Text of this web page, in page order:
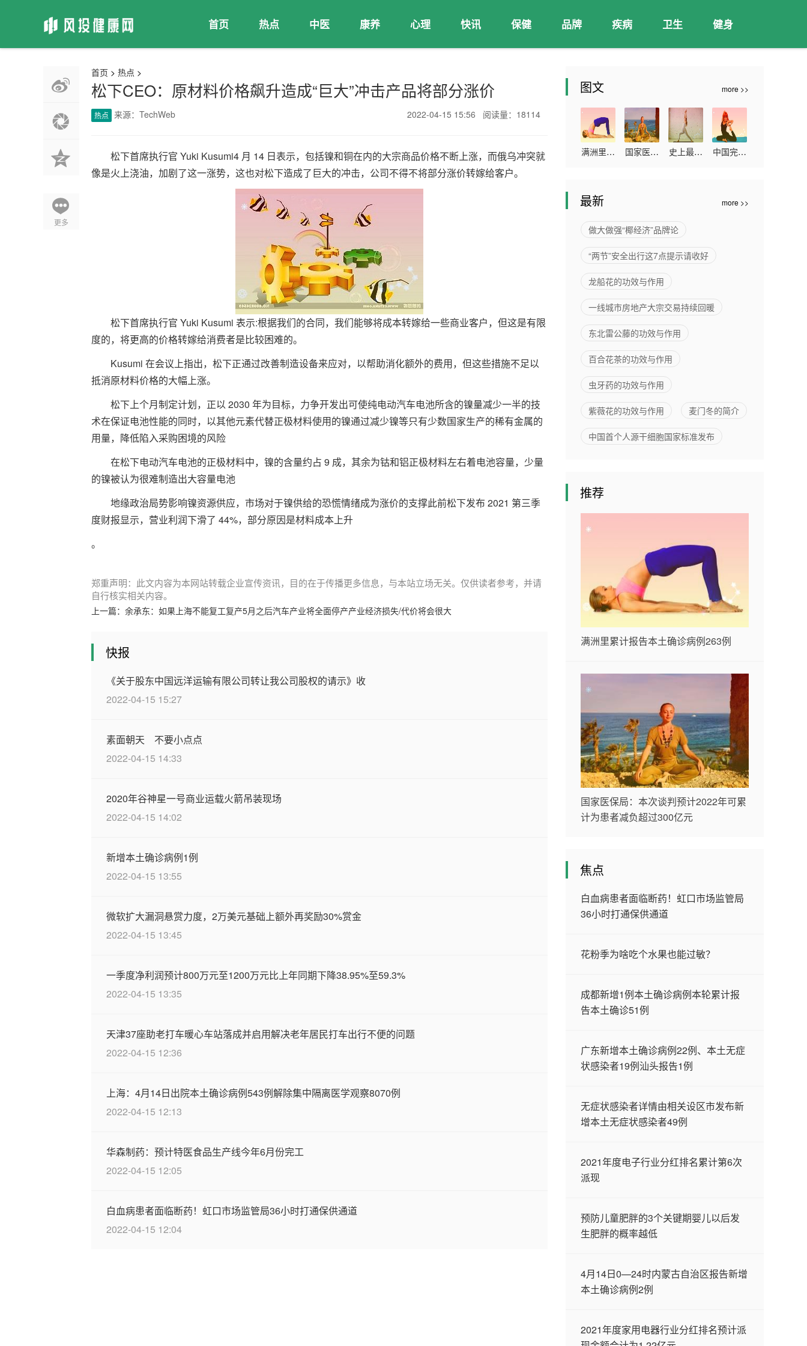
首页 热点 中医 康养 心理 快讯 保健 品牌 疾病 卫生 健身
更多
首页 > 热点 >
松下CEO：原材料价格飙升造成“巨大”冲击产品将部分涨价
热点 来源：TechWeb 2022-04-15 15:56 阅读量：18114
松下首席执行官 Yuki Kusumi4 月 14 日表示，包括镍和铜在内的大宗商品价格不断上涨，而俄乌冲突就
像是火上浇油，加剧了这一涨势，这也对松下造成了巨大的冲击，公司不得不将部分涨价转嫁给客户。
松下首席执行官 Yuki Kusumi 表示:根据我们的合同，我们能够将成本转嫁给一些商业客户，但这是有限
度的，将更高的价格转嫁给消费者是比较困难的。
Kusumi 在会议上指出，松下正通过改善制造设备来应对，以帮助消化额外的费用，但这些措施不足以
抵消原材料价格的大幅上涨。
松下上个月制定计划，正以 2030 年为目标，力争开发出可使纯电动汽车电池所含的镍量减少一半的技
术在保证电池性能的同时，以其他元素代替正极材料使用的镍通过减少镍等只有少数国家生产的稀有金属的
用量，降低陷入采购困境的风险
在松下电动汽车电池的正极材料中，镍的含量约占 9 成，其余为钴和铝正极材料左右着电池容量，少量
的镍被认为很难制造出大容量电池
地缘政治局势影响镍资源供应，市场对于镍供给的恐慌情绪成为涨价的支撑此前松下发布 2021 第三季
度财报显示，营业利润下滑了 44%，部分原因是材料成本上升
。
郑重声明：此文内容为本网站转载企业宣传资讯，目的在于传播更多信息，与本站立场无关。仅供读者参考，并请
自行核实相关内容。
上一篇： 余承东：如果上海不能复工复产5月之后汽车产业将全面停产产业经济损失/代价将会很大
快报
《关于股东中国远洋运输有限公司转让我公司股权的请示》收
2022-04-15 15:27
素面朝天 不要小点点
2022-04-15 14:33
2020年谷神星一号商业运载火箭吊装现场
2022-04-15 14:02
新增本土确诊病例1例
2022-04-15 13:55
微软扩大漏洞悬赏力度，2万美元基础上额外再奖励30%赏金
2022-04-15 13:45
一季度净利润预计800万元至1200万元比上年同期下降38.95%至59.3%
2022-04-15 13:35
天津37座助老打车暖心车站落成并启用解决老年居民打车出行不便的问题
2022-04-15 12:36
上海：4月14日出院本土确诊病例543例解除集中隔离医学观察8070例
2022-04-15 12:13
华森制药：预计特医食品生产线今年6月份完工
2022-04-15 12:05
白血病患者面临断药！虹口市场监管局36小时打通保供通道
2022-04-15 12:04
图文 more >>
满洲里累
例263例
国家医保
可累计为
超过300
亿元
史上最大
中国完成
超11亿人
最新 more >>
做大做强“椰经济”品牌论
“两节”安全出行这7点提示请收好
龙船花的功效与作用
一线城市房地产大宗交易持续回暖
东北雷公藤的功效与作用
百合花茶的功效与作用
虫牙药的功效与作用
紫薇花的功效与作用 麦门冬的简介
中国首个人源干细胞国家标准发布
推荐
满洲里累计报告本土确诊病例263例
国家医保局：本次谈判预计2022年可累
计为患者减负超过300亿元
焦点
白血病患者面临断药！虹口市场监管局
36小时打通保供通道
花粉季为啥吃个水果也能过敏？
成都新增1例本土确诊病例本轮累计报
告本土确诊51例
广东新增本土确诊病例22例、本土无症
状感染者19例汕头报告1例
无症状感染者详情由相关设区市发布新
增本土无症状感染者49例
2021年度电子行业分红排名累计第6次
派现
预防儿童肥胖的3个关键期婴儿以后发
生肥胖的概率越低
4月14日0—24时内蒙古自治区报告新增
本土确诊病例2例
2021年度家用电器行业分红排名预计派